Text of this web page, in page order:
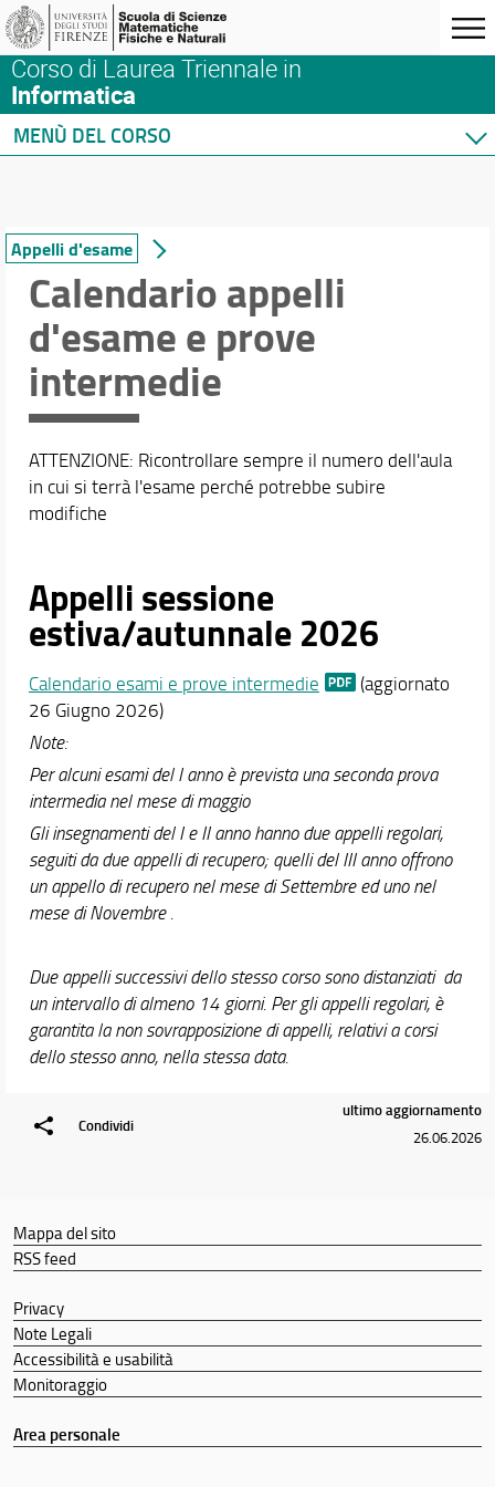
Corso di Laurea Triennale in
Informatica
MENÙ DEL CORSO
Didattica
Docenti
Orario e calendari
Calendario didattico
Orario delle lezioni
Appelli d'esame
Calendario esami di laurea
Appelli d'esame
Calendario appelli
d'esame e prove
intermedie
ATTENZIONE: Ricontrollare sempre il numero dell'aula
in cui si terrà l'esame perché potrebbe subire
modifiche
Appelli sessione
estiva/autunnale 2026
Calendario esami e prove intermedie
(aggiornato
26 Giugno 2026)
Note:
Per alcuni esami del I anno è prevista una seconda prova
intermedia nel mese di maggio
Gli insegnamenti del I e II anno hanno due appelli regolari,
seguiti da due appelli di recupero; quelli del III anno offrono
un appello di recupero nel mese di Settembre ed uno nel
mese di Novembre .
Due appelli successivi dello stesso corso sono distanziati da
un intervallo di almeno 14 giorni. Per gli appelli regolari, è
garantita la non sovrapposizione di appelli, relativi a corsi
dello stesso anno, nella stessa data.
Condividi
ultimo aggiornamento
26.06.2026
Mappa del sito
RSS feed
Privacy
Note Legali
Accessibilità e usabilità
Monitoraggio
Area personale